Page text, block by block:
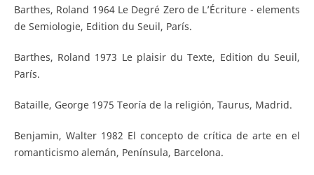
Barthes, Roland 1964 Le Degré Zero de L’Écriture - elements
de Semiologie, Edition du Seuil, París.
Barthes, Roland 1973 Le plaisir du Texte, Edition du Seuil,
París.
Bataille, George 1975 Teoría de la religión, Taurus, Madrid.
Benjamin, Walter 1982 El concepto de crítica de arte en el
romanticismo alemán, Península, Barcelona.